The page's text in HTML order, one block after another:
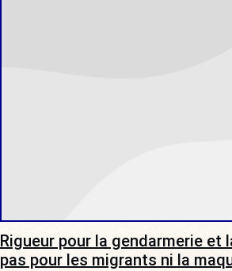
Rigueur pour la gendarmerie et
pas pour les migrants ni la